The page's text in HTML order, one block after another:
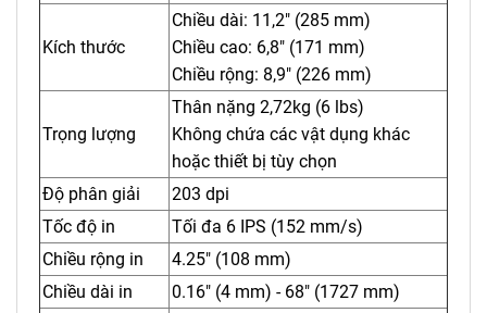
Kích thước
Chiều dài: 11,2" (285 mm)
Chiều cao: 6,8" (171 mm)
Chiều rộng: 8,9" (226 mm)
Trọng lượng
Thân nặng 2,72kg (6 lbs)
Không chứa các vật dụng khác
hoặc thiết bị tùy chọn
Độ phân giải
203 dpi
Tốc độ in
Tối đa 6 IPS (152 mm/s)
Chiều rộng in
4.25" (108 mm)
Chiều dài in
0.16" (4 mm) - 68" (1727 mm)